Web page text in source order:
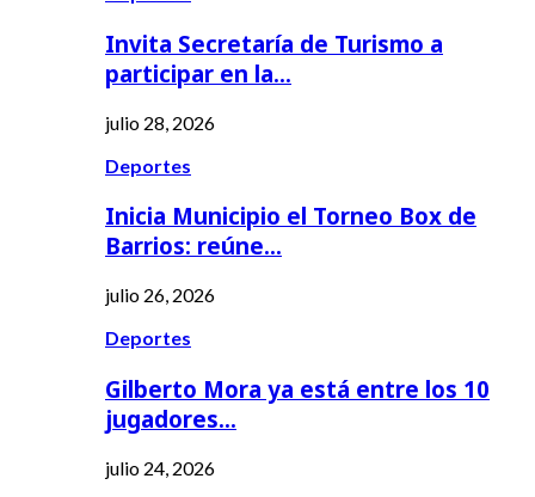
Invita Secretaría de Turismo a
participar en la…
julio 28, 2026
Deportes
Inicia Municipio el Torneo Box de
Barrios: reúne…
julio 26, 2026
Deportes
Gilberto Mora ya está entre los 10
jugadores…
julio 24, 2026